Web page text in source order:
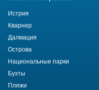
Истрия
Кварнер
Далмация
Острова
Национальные парки
Бухты
Пляжи